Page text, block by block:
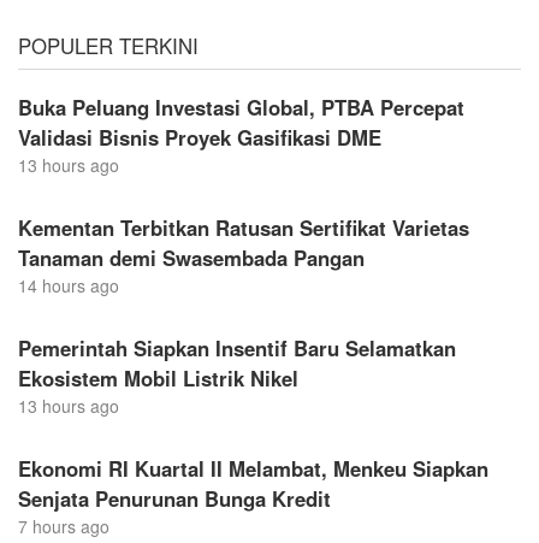
POPULER TERKINI
Buka Peluang Investasi Global, PTBA Percepat
Validasi Bisnis Proyek Gasifikasi DME
13 hours ago
Kementan Terbitkan Ratusan Sertifikat Varietas
Tanaman demi Swasembada Pangan
14 hours ago
Pemerintah Siapkan Insentif Baru Selamatkan
Ekosistem Mobil Listrik Nikel
13 hours ago
Ekonomi RI Kuartal II Melambat, Menkeu Siapkan
Senjata Penurunan Bunga Kredit
7 hours ago